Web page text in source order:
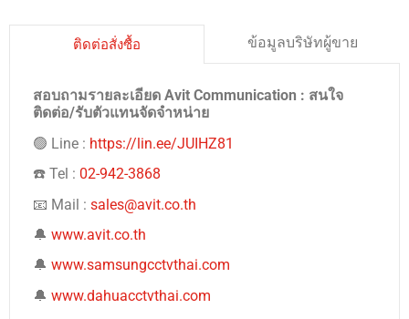
ติดต่อสั่งซื้อ ข้อมูลบริษัทผู้ขาย
สอบถามรายละเอียด Avit Communication : สนใจ
ติดต่อ/รับตัวแทนจัดจำหน่าย
🟢 Line : https://lin.ee/JUIHZ81
☎️ Tel : 02-942-3868
📧 Mail : sales@avit.co.th
🔔 www.avit.co.th
🔔 www.samsungcctvthai.com
🔔 www.dahuacctvthai.com